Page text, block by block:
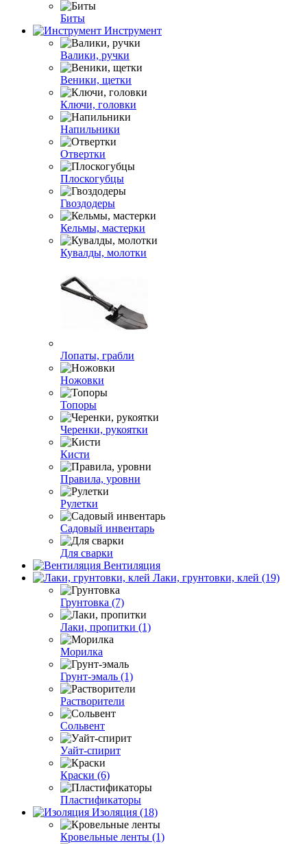
Биты
Инструмент
Валики, ручки
Веники, щетки
Ключи, головки
Напильники
Отвертки
Плоскогубцы
Гвоздодеры
Кельмы, мастерки
Кувалды, молотки
Лопаты, грабли
Ножовки
Топоры
Черенки, рукоятки
Кисти
Правила, уровни
Рулетки
Садовый инвентарь
Для сварки
Вентиляция
Лаки, грунтовки, клей (19)
Грунтовка (7)
Лаки, пропитки (1)
Морилка
Грунт-эмаль (1)
Растворители
Сольвент
Уайт-спирит
Краски (6)
Пластификаторы
Изоляция (18)
Кровельные ленты (1)